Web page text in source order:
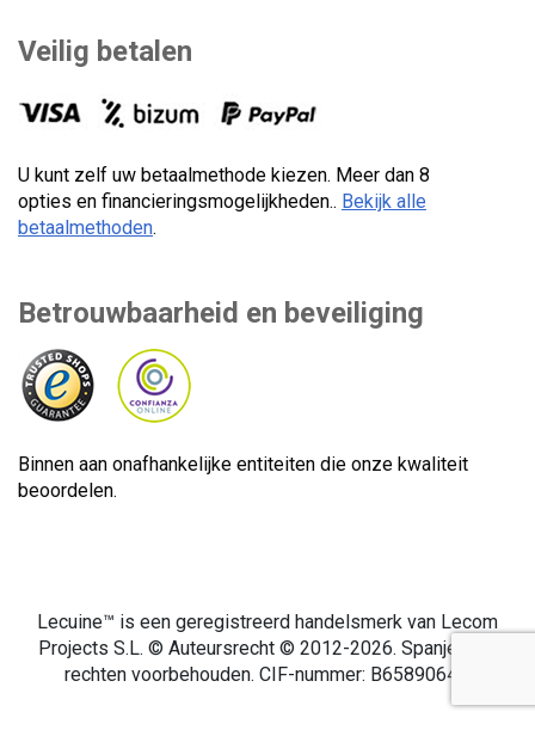
Veilig betalen
U kunt zelf uw betaalmethode kiezen. Meer dan 8
opties en financieringsmogelijkheden.. Bekijk alle
betaalmethoden.
Betrouwbaarheid en beveiliging
Binnen aan onafhankelijke entiteiten die onze kwaliteit
beoordelen.
Lecuine™ is een geregistreerd handelsmerk van Lecom
Projects S.L. © Auteursrecht © 2012-2026. Spanje. Alle
rechten voorbehouden. CIF-nummer: B65890642.